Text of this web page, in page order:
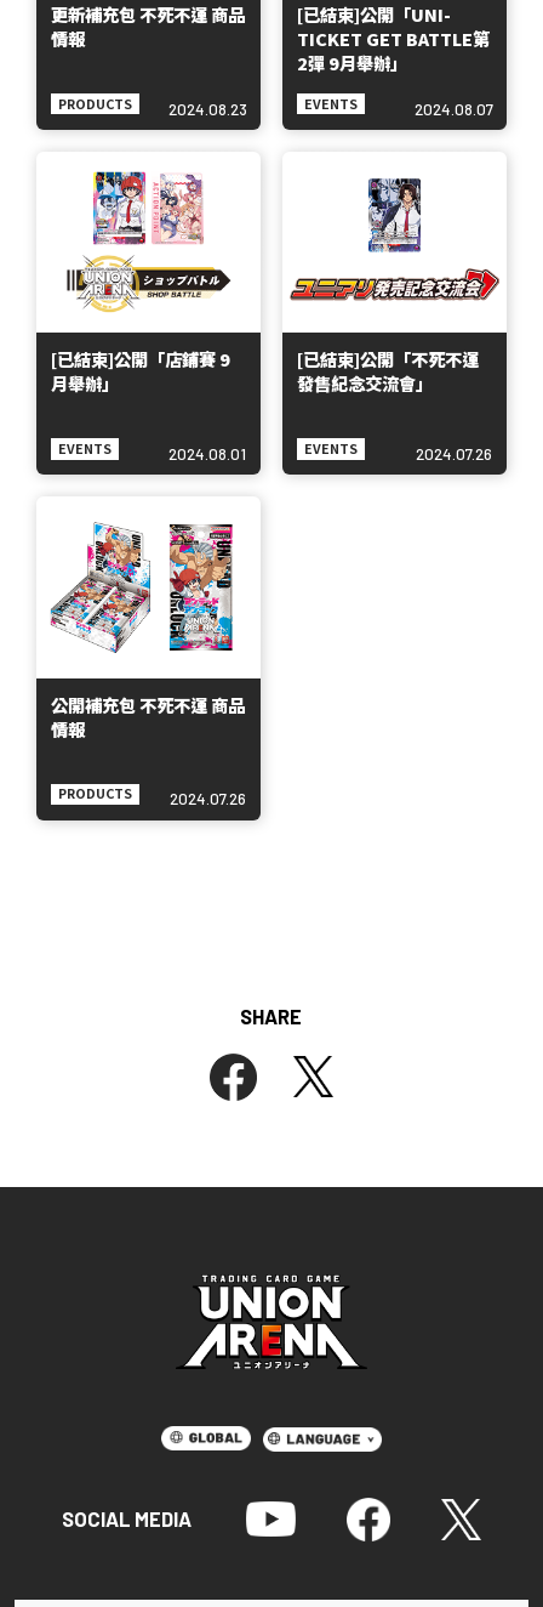
更新補充包 不死不運 商品
情報
PRODUCTS 2024.08.23
[已結束]公開「UNI-
TICKET GET BATTLE第
2彈 9月舉辦」
EVENTS 2024.08.07
[已結束]公開「店鋪賽 9
月舉辦」
EVENTS 2024.08.01
[已結束]公開「不死不運
發售紀念交流會」
EVENTS 2024.07.26
公開補充包 不死不運 商品
情報
PRODUCTS 2024.07.26
SHARE
SOCIAL MEDIA